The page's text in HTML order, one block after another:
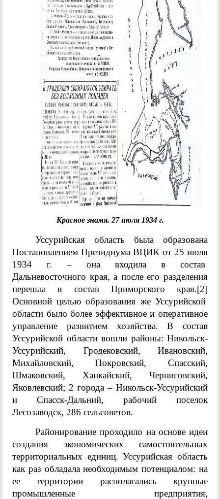
Красное знамя. 27 июля 1934 г.
Уссурийская область была образована
Постановлением Президиума ВЦИК от 25 июля
1934 г. – она входила в состав
Дальневосточного края, а после его разделения
перешла в состав Приморского края.[2]
Основной целью образования же Уссурийской
области было более эффективное и оперативное
управление развитием хозяйства. В состав
Уссурийской области вошли районы: Никольск-
Уссурийский, Гродековский, Ивановский,
Михайловский, Покровский, Спасский,
Шмаковский, Ханкайский, Черниговский,
Яковлевский; 2 города – Никольск-Уссурийский
и Спасск-Дальний, рабочий поселок
Лесозаводск, 286 сельсоветов.
Районирование проходило на основе идеи
создания экономических самостоятельных
территориальных единиц. Уссурийская область
как раз обладала необходимым потенциалом: на
ее территории располагались крупные
промышленные предприятия,